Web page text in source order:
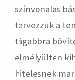
színvonalas
tervezzük a
tágabbra
elmélyülten
hitelesnek